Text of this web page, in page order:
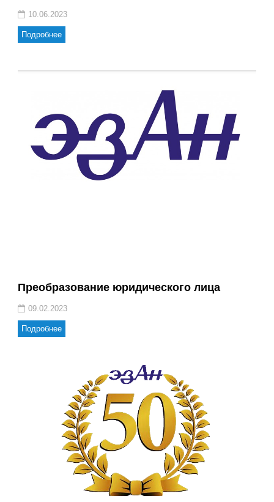
10.06.2023
Подробнее
Преобразование юридического лица
09.02.2023
Подробнее